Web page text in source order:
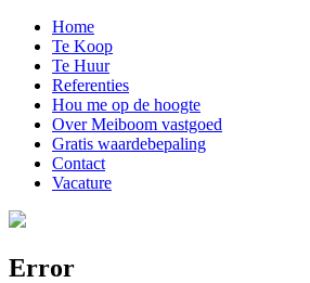
Home
Te Koop
Te Huur
Referenties
Hou me op de hoogte
Over Meiboom vastgoed
Gratis waardebepaling
Contact
Vacature
Error